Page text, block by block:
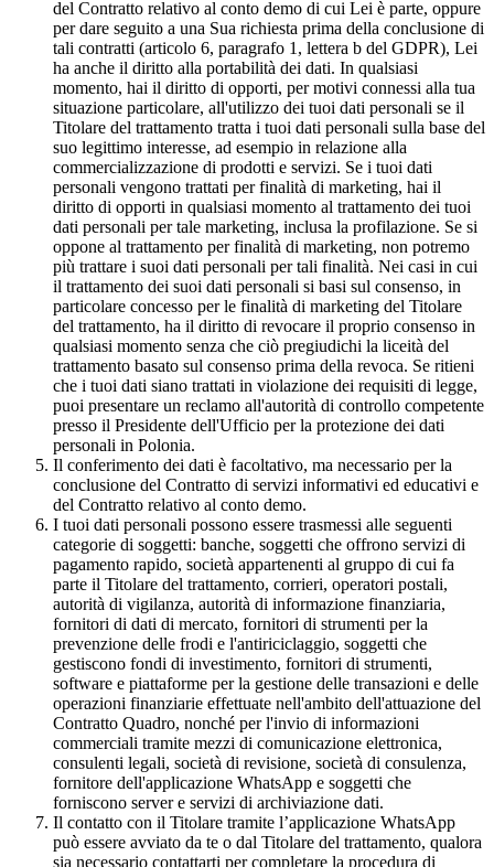
del Contratto relativo al conto demo di cui Lei è parte, oppure
per dare seguito a una Sua richiesta prima della conclusione di
tali contratti (articolo 6, paragrafo 1, lettera b del GDPR), Lei
ha anche il diritto alla portabilità dei dati. In qualsiasi
momento, hai il diritto di opporti, per motivi connessi alla tua
situazione particolare, all'utilizzo dei tuoi dati personali se il
Titolare del trattamento tratta i tuoi dati personali sulla base del
suo legittimo interesse, ad esempio in relazione alla
commercializzazione di prodotti e servizi. Se i tuoi dati
personali vengono trattati per finalità di marketing, hai il
diritto di opporti in qualsiasi momento al trattamento dei tuoi
dati personali per tale marketing, inclusa la profilazione. Se si
oppone al trattamento per finalità di marketing, non potremo
più trattare i suoi dati personali per tali finalità. Nei casi in cui
il trattamento dei suoi dati personali si basi sul consenso, in
particolare concesso per le finalità di marketing del Titolare
del trattamento, ha il diritto di revocare il proprio consenso in
qualsiasi momento senza che ciò pregiudichi la liceità del
trattamento basato sul consenso prima della revoca. Se ritieni
che i tuoi dati siano trattati in violazione dei requisiti di legge,
puoi presentare un reclamo all'autorità di controllo competente
presso il Presidente dell'Ufficio per la protezione dei dati
personali in Polonia.
Il conferimento dei dati è facoltativo, ma necessario per la
conclusione del Contratto di servizi informativi ed educativi e
del Contratto relativo al conto demo.
I tuoi dati personali possono essere trasmessi alle seguenti
categorie di soggetti: banche, soggetti che offrono servizi di
pagamento rapido, società appartenenti al gruppo di cui fa
parte il Titolare del trattamento, corrieri, operatori postali,
autorità di vigilanza, autorità di informazione finanziaria,
fornitori di dati di mercato, fornitori di strumenti per la
prevenzione delle frodi e l'antiriciclaggio, soggetti che
gestiscono fondi di investimento, fornitori di strumenti,
software e piattaforme per la gestione delle transazioni e delle
operazioni finanziarie effettuate nell'ambito dell'attuazione del
Contratto Quadro, nonché per l'invio di informazioni
commerciali tramite mezzi di comunicazione elettronica,
consulenti legali, società di revisione, società di consulenza,
fornitore dell'applicazione WhatsApp e soggetti che
forniscono server e servizi di archiviazione dati.
Il contatto con il Titolare tramite l’applicazione WhatsApp
può essere avviato da te o dal Titolare del trattamento, qualora
sia necessario contattarti per completare la procedura di